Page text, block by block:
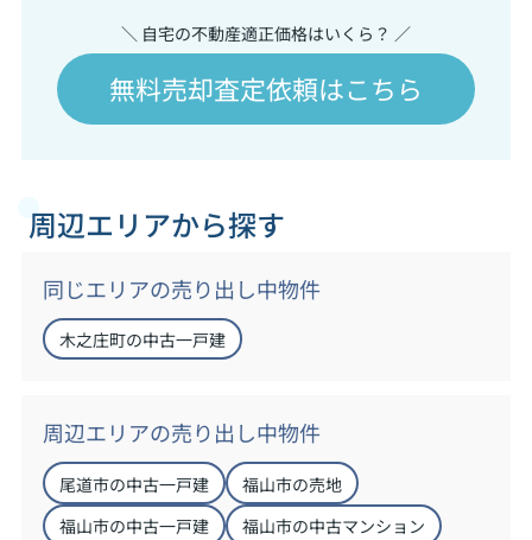
＼ 自宅の不動産適正価格はいくら？ ／
無料売却査定依頼はこちら
周辺エリアから探す
同じエリアの売り出し中物件
木之庄町の中古一戸建
周辺エリアの売り出し中物件
尾道市の中古一戸建
福山市の売地
福山市の中古一戸建
福山市の中古マンション